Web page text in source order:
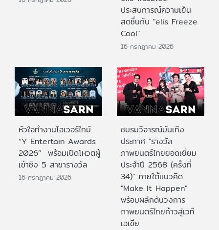
ประสบการณ์ความเย็น
สดชื่นกับ "elis Freeze
Cool"
16 กรกฎาคม 2026
หัวใจทำงานโอเวอร์ไทม์
“Y Entertain Awards
2026” พร้อมเปิดโหวตผู้
เข้าชิง 5 สาขารางวัล
16 กรกฎาคม 2026
ชมรมวิจารณ์บันเทิง
ประกาศ "รางวัล
ภาพยนตร์ไทยยอดเยี่ยม
ประจําปี 2568 (ครั้งที่
34)" ภายใต้แนวคิด
"Make It Happen"
พร้อมผลักดันวงการ
ภาพยนตร์ไทยก้าวสู่เวที
เอเชีย